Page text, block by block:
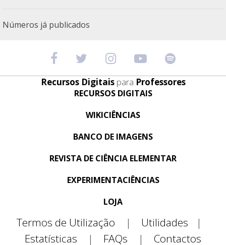
Números já publicados
Recursos Digitais para Professores
RECURSOS DIGITAIS
WIKICIÊNCIAS
BANCO DE IMAGENS
REVISTA DE CIÊNCIA ELEMENTAR
EXPERIMENTACIÊNCIAS
LOJA
Termos de Utilização | Utilidades
|
Estatísticas
| FAQs | Contactos